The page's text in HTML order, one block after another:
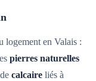
logement en Valais :
pierres naturelles
calcaire liés à